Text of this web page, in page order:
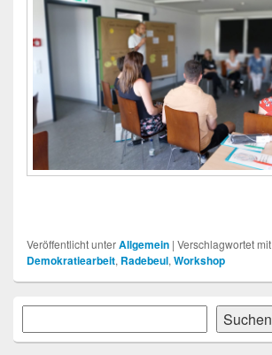
Veröffentlicht unterAllgemein | Verschlagwortet mit
Demokratiearbeit, Radebeul, Workshop
Primärer
Widgetbereich
Suchen